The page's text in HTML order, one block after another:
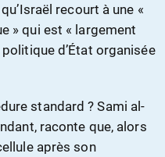
recourt à une «
» qui est « largement
d’État organisée
standard ? Sami al-
raconte que, alors
après son